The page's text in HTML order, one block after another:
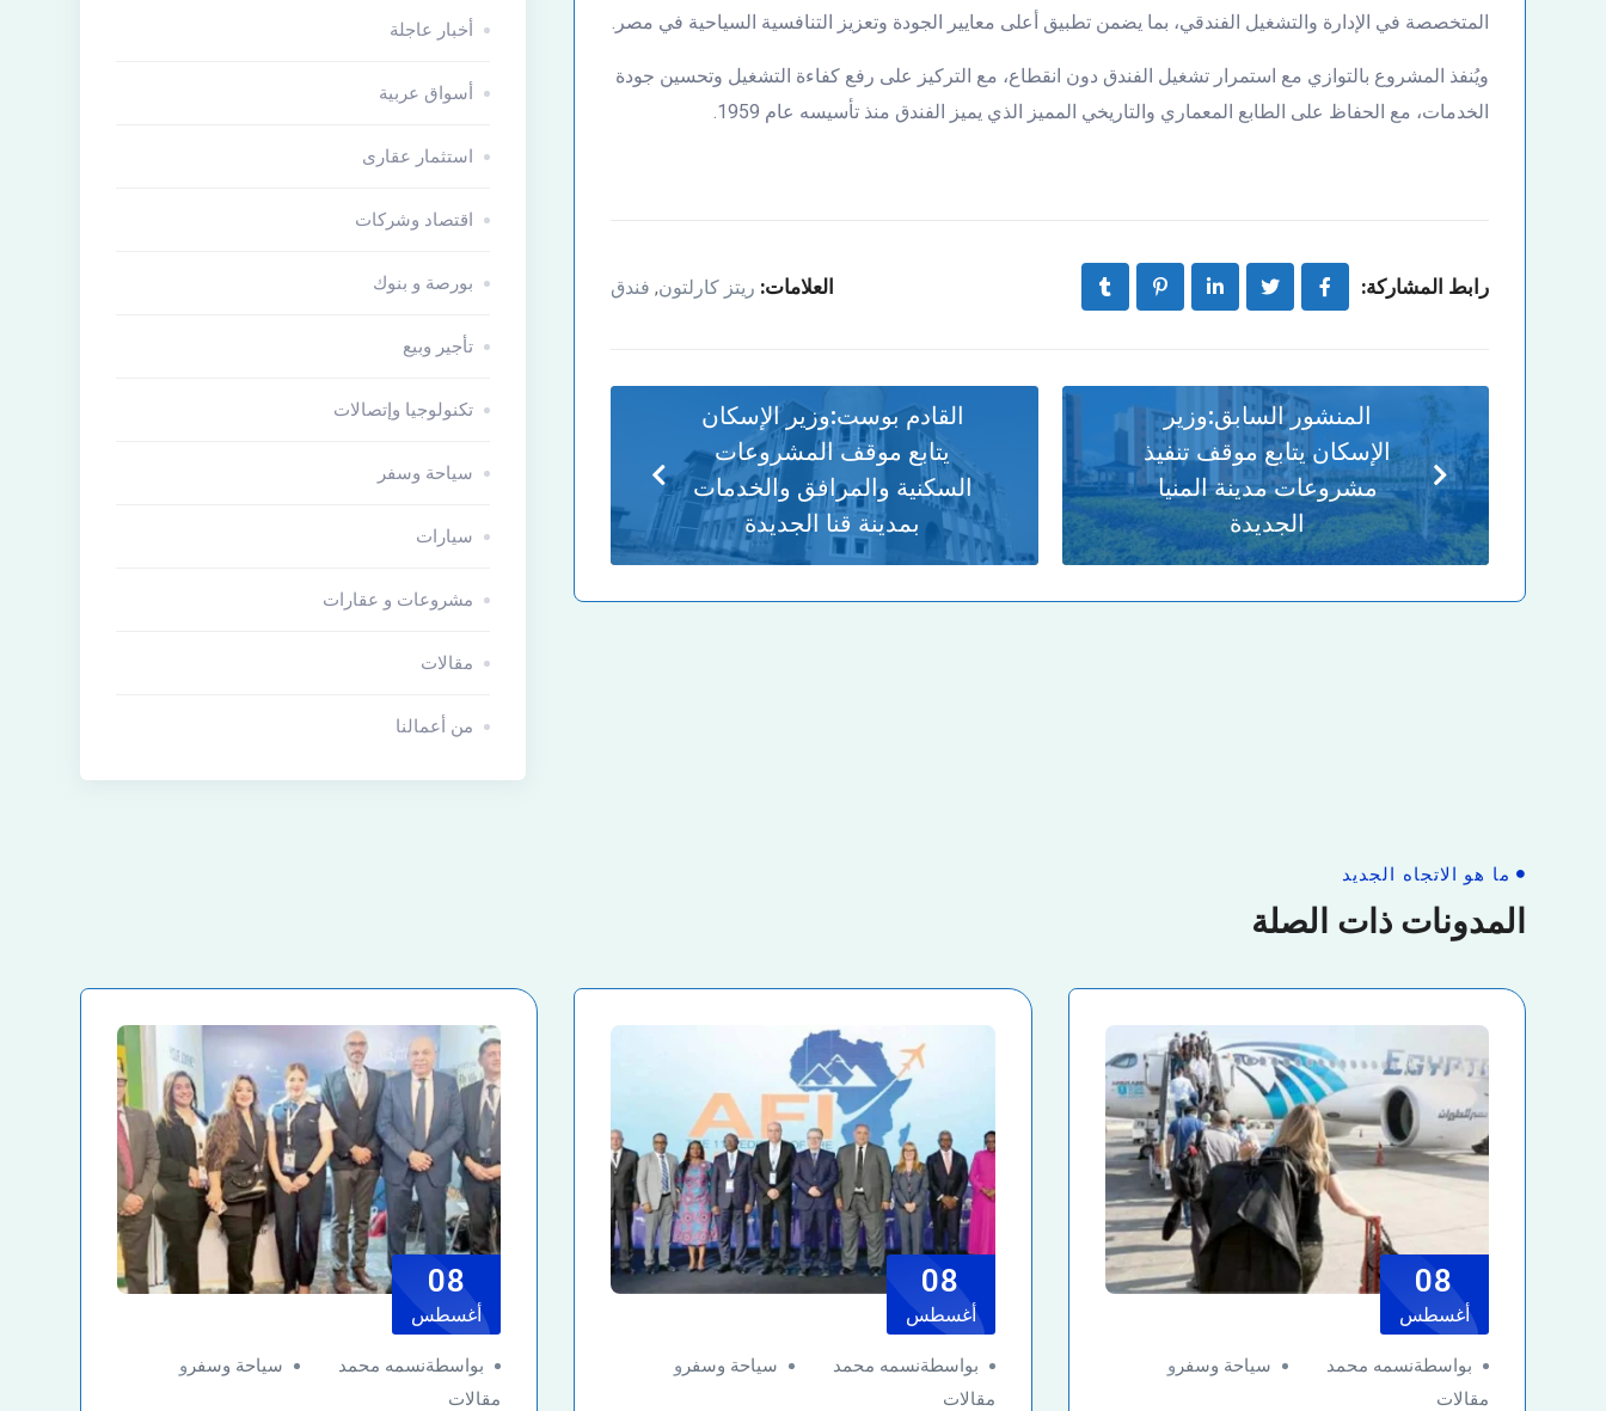
المتخصصة في الإدارة والتشغيل الفندقي، بما يضمن تطبيق أعلى معايير الجودة وتعزيز التنافسية السياحية في مصر.
ويُنفذ المشروع بالتوازي مع استمرار تشغيل الفندق دون انقطاع، مع التركيز على رفع كفاءة التشغيل وتحسين جودة
الخدمات، مع الحفاظ على الطابع المعماري والتاريخي المميز الذي يميز الفندق منذ تأسيسه عام 1959.
رابط المشاركة: العلامات: ريتز كارلتون, فندق
المنشور السابق:وزير
الإسكان يتابع موقف تنفيذ
مشروعات مدينة المنيا
الجديدة
القادم بوست:وزير الإسكان
يتابع موقف المشروعات
السكنية والمرافق والخدمات
بمدينة قنا الجديدة
أخبار عاجلة
أسواق عربية
استثمار عقارى
اقتصاد وشركات
بورصة و بنوك
تأجير وبيع
تكنولوجيا وإتصالات
سياحة وسفر
سيارات
مشروعات و عقارات
مقالات
من أعمالنا
ما هو الاتجاه الجديد
المدونات ذات الصلة
08
أغسطس
بواسطةنسمه محمد سياحة وسفر و
مقالات
08
أغسطس
بواسطةنسمه محمد سياحة وسفر و
مقالات
08
أغسطس
بواسطةنسمه محمد سياحة وسفر و
مقالات